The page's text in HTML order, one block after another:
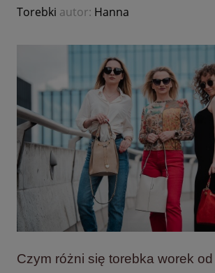
Torebki autor: Hanna
Czym różni się torebka worek